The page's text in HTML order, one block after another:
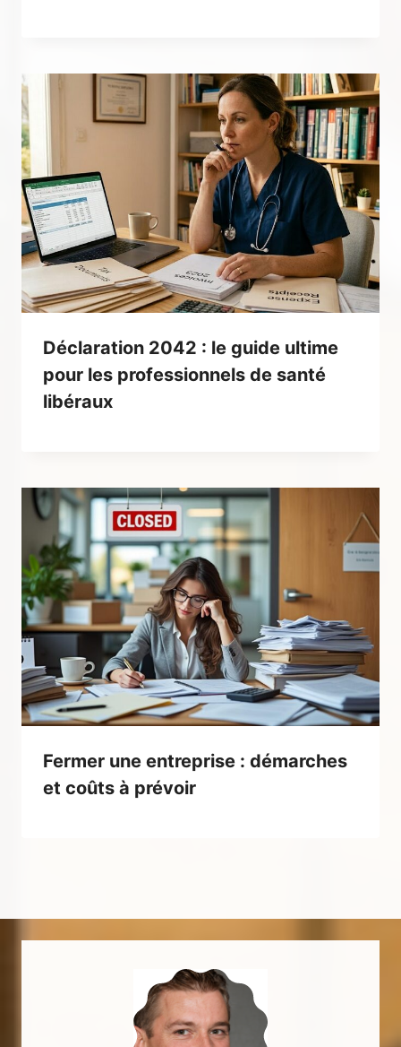
Déclaration 2042 : le guide ultime
pour les professionnels de santé
libéraux
Fermer une entreprise : démarches
et coûts à prévoir